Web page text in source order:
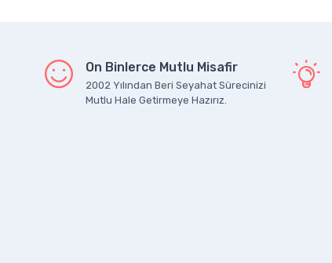
On Binlerce Mutlu Misafir
2002 Yılından Beri Seyahat Sürecinizi
Mutlu Hale Getirmeye Hazırız.